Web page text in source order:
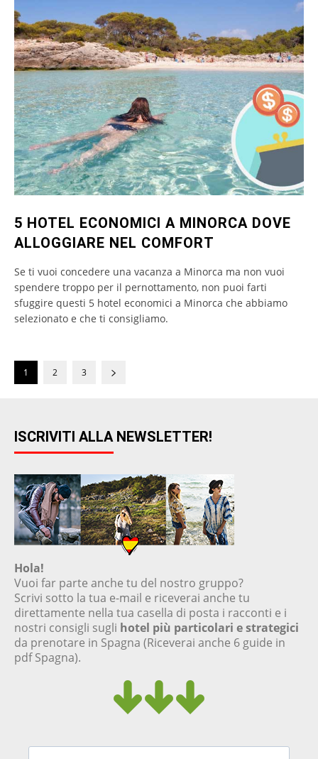
5 HOTEL ECONOMICI A MINORCA DOVE
ALLOGGIARE NEL COMFORT
Se ti vuoi concedere una vacanza a Minorca ma non vuoi
spendere troppo per il pernottamento, non puoi farti
sfuggire questi 5 hotel economici a Minorca che abbiamo
selezionato e che ti consigliamo.
1 2 3
ISCRIVITI ALLA NEWSLETTER!
Hola!
Vuoi far parte anche tu del nostro gruppo?
Scrivi sotto la tua e-mail e riceverai anche tu
direttamente nella tua casella di posta i racconti e i
nostri consigli sugli hotel più particolari e strategici
da prenotare in Spagna (Riceverai anche 6 guide in
pdf Spagna).